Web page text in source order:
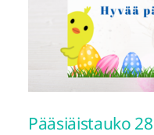
Pääsiäistauko